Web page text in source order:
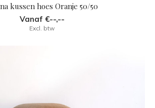
kussen hoes Oranje 50/50
Vanaf €--,--
Excl. btw